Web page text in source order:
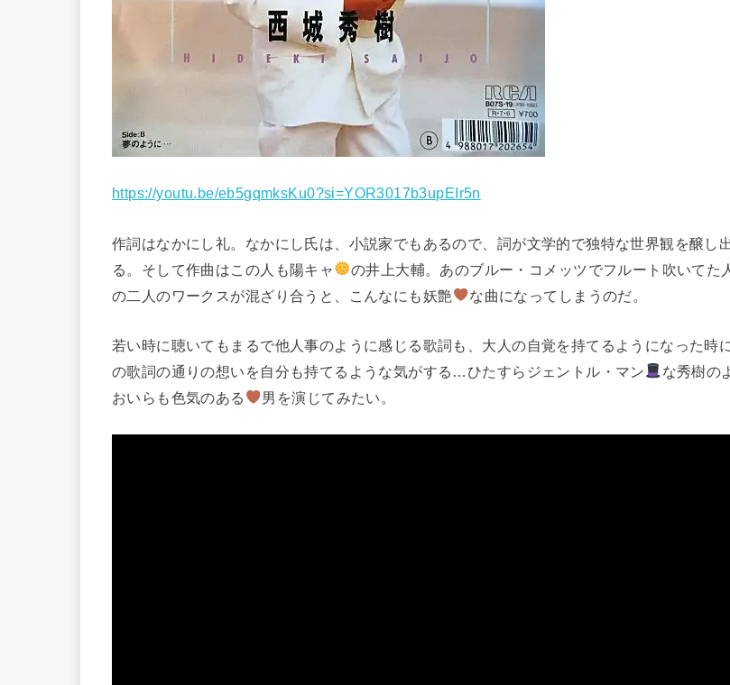
https://youtu.be/eb5gqmksKu0?si=YOR3017b3upEIr5n
作詞はなかにし礼。なかにし氏は、小説家でもあるので、詞が文学的で独特な世界観を醸し
る。そして作曲はこの人も陽キャ
の井上大輔。あのブルー・コメッツでフルート吹いてた
の二人のワークスが混ざり合うと、こんなにも妖艶
な曲になってしまうのだ。
若い時に聴いてもまるで他人事のように感じる歌詞も、大人の自覚を持てるようになった時
の歌詞の通りの想いを自分も持てるような気がする…ひたすらジェントル・マン
な秀樹の
おいらも色気のある
男を演じてみたい。